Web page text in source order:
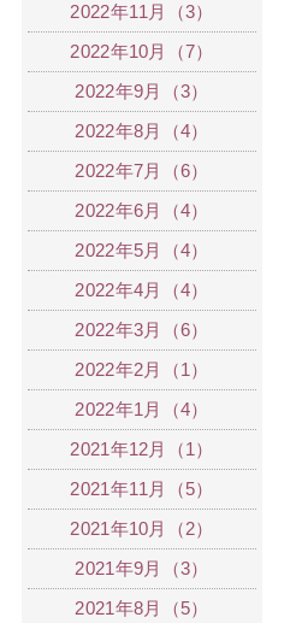
2022年11月（3）
2022年10月（7）
2022年9月（3）
2022年8月（4）
2022年7月（6）
2022年6月（4）
2022年5月（4）
2022年4月（4）
2022年3月（6）
2022年2月（1）
2022年1月（4）
2021年12月（1）
2021年11月（5）
2021年10月（2）
2021年9月（3）
2021年8月（5）